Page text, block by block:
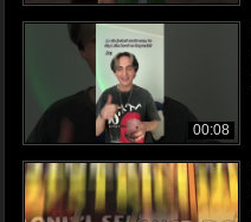
00:08